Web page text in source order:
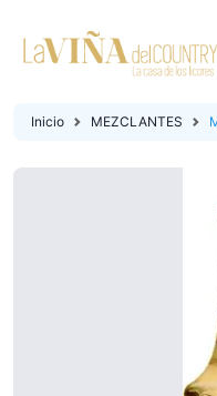
Inicio MEZCLANTES